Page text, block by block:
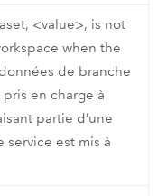
<value>, is not
when the
de branche
pris en charge à
partie d’une
service est mis à